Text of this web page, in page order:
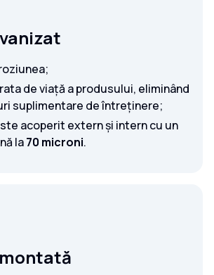
de viață a produsului, eliminând
suplimentare de întreținere;
acoperit extern și intern cu un
la70 microni.